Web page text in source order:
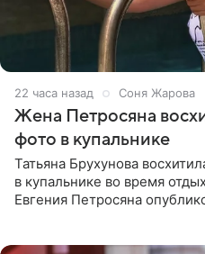
22 часа назад Соня Жарова
Жена Петросяна
фото в купальнике
Татьяна Брухунова
в купальнике во время
Евгения Петросяна